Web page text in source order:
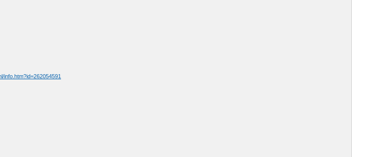
info.htm?id=262054591